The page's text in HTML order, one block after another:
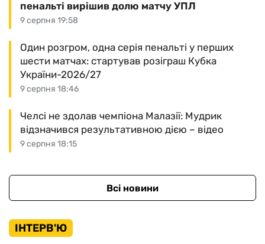
9 серпня 19:58
пенальті вирішив долю матчу УПЛ
9 серпня 18:46
Один розгром, одна серія пенальті у перших
шести матчах: стартував розіграш Кубка
України-2026/27
9 серпня 18:15
Челсі не здолав чемпіона Малазії: Мудрик
відзначився результативною дією – відео
Всі новини
ІНТЕРВ'Ю